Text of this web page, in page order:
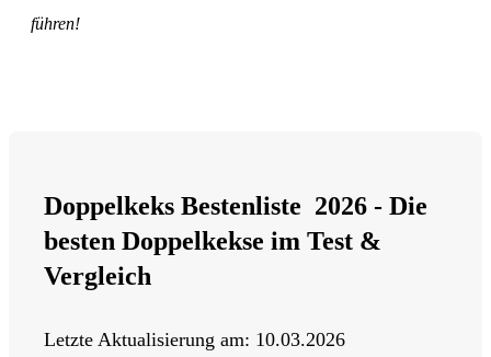
führen!
Doppelkeks Bestenliste 2026 - Die
besten Doppelkekse im Test &
Vergleich
Letzte Aktualisierung am: 10.03.2026